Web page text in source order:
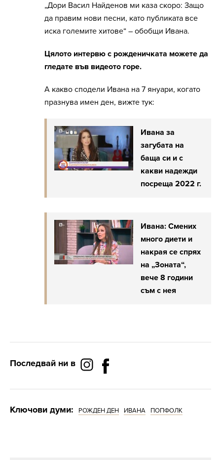
„Дори Васил Найденов ми каза скоро: Защо
да правим нови песни, като публиката все
иска големите хитове“ – обобщи Ивана.
Цялото интервю с рожденичката можете да
гледате във видеото горе.
А какво сподели Ивана на 7 януари, когато
празнува имен ден, вижте тук:
Ивана за
загубата на
баща си и с
какви надежди
посреща 2022 г.
Ивана: Смених
много диети и
накрая се спрях
на „Зоната“,
вече 8 години
съм с нея
Последвай ни в
Ключови думи: РОЖДЕН ДЕН ИВАНА ПОПФОЛК